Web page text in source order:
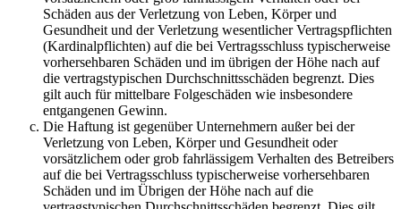
Schäden aus der Verletzung von Leben, Körper und
Gesundheit und der Verletzung wesentlicher Vertragspflichten
(Kardinalpflichten) auf die bei Vertragsschluss typischerweise
vorhersehbaren Schäden und im übrigen der Höhe nach auf
die vertragstypischen Durchschnittsschäden begrenzt. Dies
gilt auch für mittelbare Folgeschäden wie insbesondere
entgangenen Gewinn.
Die Haftung ist gegenüber Unternehmern außer bei der
Verletzung von Leben, Körper und Gesundheit oder
vorsätzlichem oder grob fahrlässigem Verhalten des Betreibers
auf die bei Vertragsschluss typischerweise vorhersehbaren
Schäden und im Übrigen der Höhe nach auf die